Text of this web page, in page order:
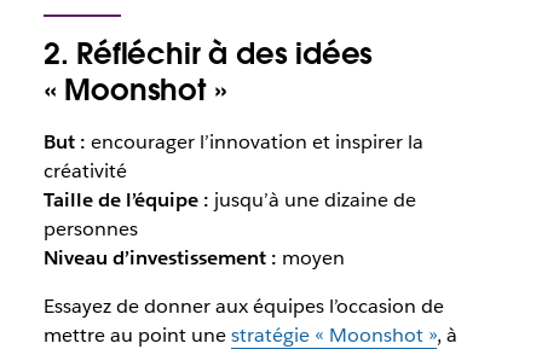
2. Réfléchir à des idées
« Moonshot »
But : encourager l’innovation et inspirer la
créativité
Taille de l’équipe : jusqu’à une dizaine de
personnes
Niveau d’investissement : moyen
Essayez de donner aux équipes l’occasion de
mettre au point unestratégie « Moonshot », à